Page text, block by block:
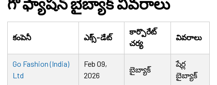
కంపెనీ ఎక్స్-డేట్
కార్పొరేట్
చర్య
వివరాలు
Go Fashion (India)
Ltd
Feb 09,
2026
బైబ్యాక్
షేర్ల
బైబ్యాక్